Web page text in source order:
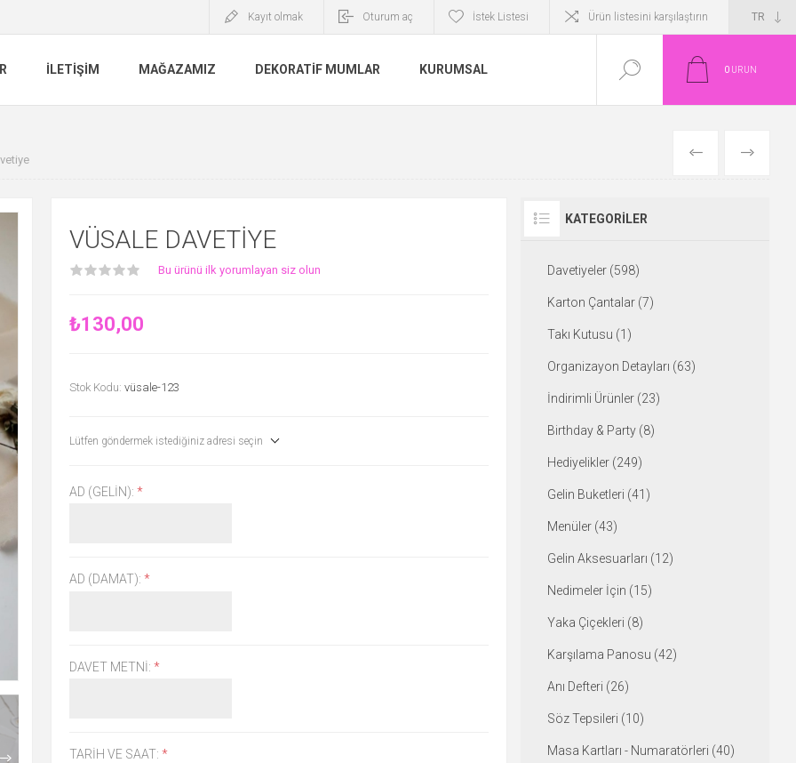
Kayıt olmak Oturum aç İstek Listesi Ürün listesini karşılaştırın
İLETIŞIM MAĞAZAMIZ DEKORATIF MUMLAR KURUMSAL 0 ÜRÜN
ÖNCEKISONRAKI
VÜSALE DAVETIYE
Bu ürünü ilk yorumlayan siz olun
₺130,00
Stok Kodu: vüsale-123
Lütfen göndermek istediğiniz adresi seçin
AD (GELIN): *
AD (DAMAT): *
DAVET METNI: *
TARIH VE SAAT: *
KATEGORILER
Davetiyeler (598)
Karton Çantalar (7)
Takı Kutusu (1)
Organizayon Detayları (63)
İndirimli Ürünler (23)
Birthday & Party (8)
Hediyelikler (249)
Gelin Buketleri (41)
Menüler (43)
Gelin Aksesuarları (12)
Nedimeler İçin (15)
Yaka Çiçekleri (8)
Karşılama Panosu (42)
Anı Defteri (26)
Söz Tepsileri (10)
Masa Kartları - Numaratörleri (40)